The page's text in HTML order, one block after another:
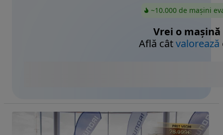
~10.000 de mașini
Vrei o mașină
Află câtvalorează